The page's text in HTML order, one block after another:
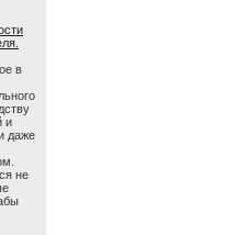
в
и
даже
не